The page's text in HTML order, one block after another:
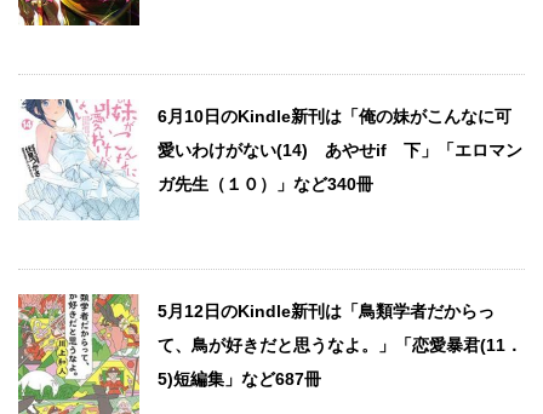
6月10日のKindle新刊は「俺の妹がこんなに可
愛いわけがない(14) あやせif 下」「エロマン
ガ先生（１０）」など340冊
5月12日のKindle新刊は「鳥類学者だからっ
て、鳥が好きだと思うなよ。」「恋愛暴君(11．
5)短編集」など687冊